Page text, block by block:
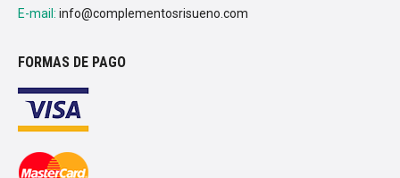
E-mail: info@complementosrisueno.com
FORMAS DE PAGO